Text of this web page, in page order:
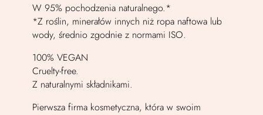
W 95% pochodzenia naturalnego.*
*Z roślin, minerałów innych niż ropa naftowa lub
wody, średnio zgodnie z normami ISO.
100% VEGAN
Cruelty-free.
Z naturalnymi składnikami.
Pierwsza firma kosmetyczna, która w swoim